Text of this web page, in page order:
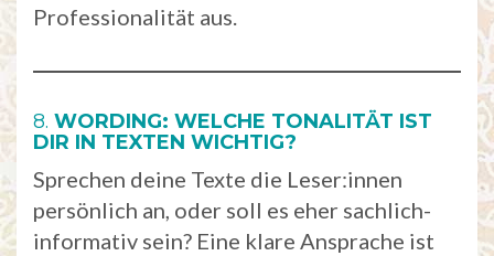
Professionalität aus.
8. WORDING: WELCHE TONALITÄT IST
DIR IN TEXTEN WICHTIG?
Sprechen deine Texte die Leser:innen
persönlich an, oder soll es eher sachlich-
informativ sein? Eine klare Ansprache ist